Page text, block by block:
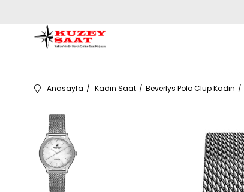
Anasayfa Kadın Saat Beverlys Polo Clup Kadın